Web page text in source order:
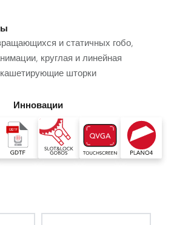
и статичных гобо,
круглая и линейная
шторки
Инновации